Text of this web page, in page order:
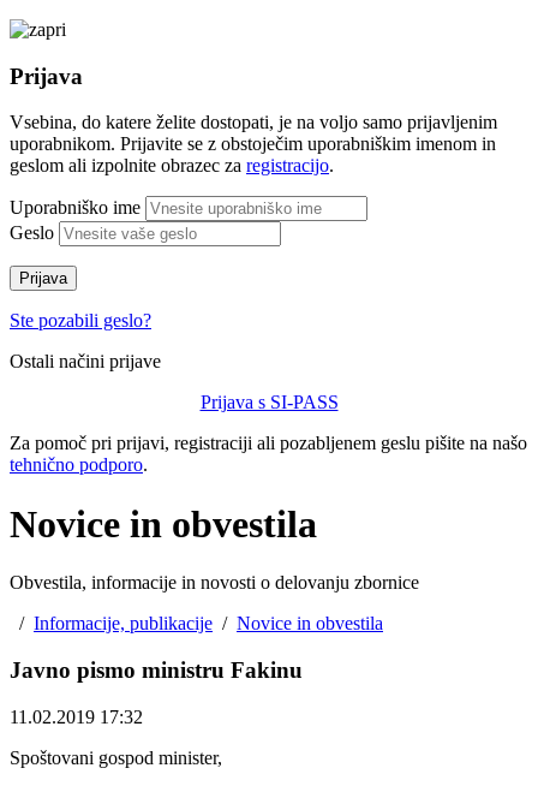
Prijava
Vsebina, do katere želite dostopati, je na voljo samo prijavljenim
uporabnikom. Prijavite se z obstoječim uporabniškim imenom in
geslom ali izpolnite obrazec za registracijo.
Uporabniško ime
Geslo
Prijava
Ste pozabili geslo?
Ostali načini prijave
Prijava s SI-PASS
Za pomoč pri prijavi, registraciji ali pozabljenem geslu pišite na našo
tehnično podporo.
Novice in obvestila
Obvestila, informacije in novosti o delovanju zbornice
/ Informacije, publikacije / Novice in obvestila
Javno pismo ministru Fakinu
11.02.2019 17:32
Spoštovani gospod minister,